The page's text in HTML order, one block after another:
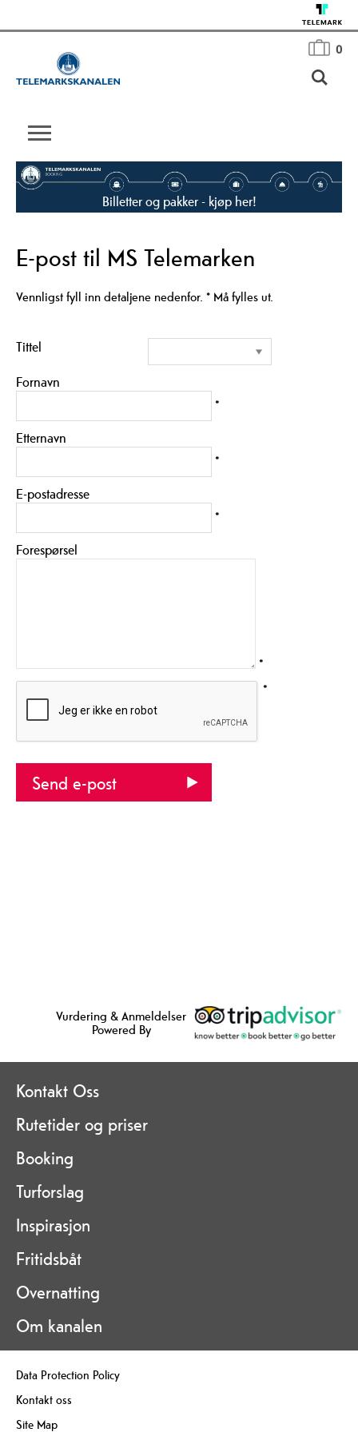
0
Billetter og pakker - kjøp her!
E-post til MS Telemarken
Vennligst fyll inn detaljene nedenfor. * Må fylles ut.
Tittel
Fornavn
*
Etternavn
*
E-postadresse
*
Forespørsel
*
*
Vurdering & Anmeldelser
Powered By
Kontakt Oss
Rutetider og priser
Booking
Turforslag
Inspirasjon
Fritidsbåt
Overnatting
Om kanalen
Data Protection Policy
Kontakt oss
Site Map